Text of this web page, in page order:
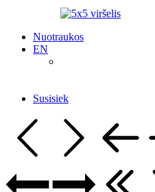
Nuotraukos
EN
Susisiek